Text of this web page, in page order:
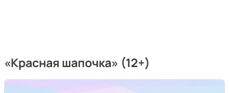
«Красная шапочка» (12+)